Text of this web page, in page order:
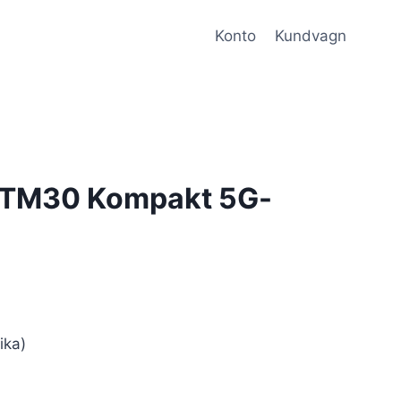
Konto Kundvagn
Kompakt 5G-